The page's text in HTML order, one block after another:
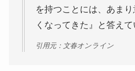
を持つことには、あま
くなってきた』と答えて
引用元：文春オンライン